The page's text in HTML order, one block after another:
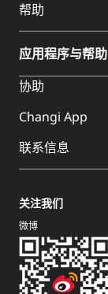
帮助
应用程序与帮助
协助
Changi App
联系信息
关注我们
微博